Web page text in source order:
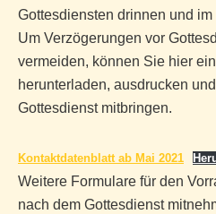
Gottesdiensten drinnen und
Um Verzögerungen vor
vermeiden, können Sie hier
herunterladen, ausdrucken
Gottesdienst mitbringen.
Kontaktdatenblatt ab Mai 2021
Weitere Formulare für den
nach dem Gottesdienst